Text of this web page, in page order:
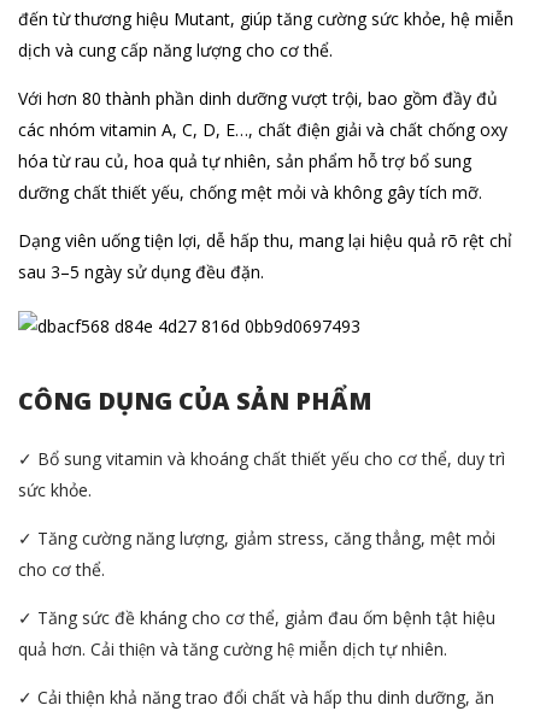
đến từ thương hiệu Mutant, giúp tăng cường sức khỏe, hệ miễn
dịch và cung cấp năng lượng cho cơ thể.
Với hơn 80 thành phần dinh dưỡng vượt trội, bao gồm đầy đủ
các nhóm vitamin A, C, D, E…, chất điện giải và chất chống oxy
hóa từ rau củ, hoa quả tự nhiên, sản phẩm hỗ trợ bổ sung
dưỡng chất thiết yếu, chống mệt mỏi và không gây tích mỡ.
Dạng viên uống tiện lợi, dễ hấp thu, mang lại hiệu quả rõ rệt chỉ
sau 3–5 ngày sử dụng đều đặn.
CÔNG DỤNG CỦA SẢN PHẨM
✓ Bổ sung vitamin và khoáng chất thiết yếu cho cơ thể, duy trì
sức khỏe.
✓ Tăng cường năng lượng, giảm stress, căng thẳng, mệt mỏi
cho cơ thể.
✓ Tăng sức đề kháng cho cơ thể, giảm đau ốm bệnh tật hiệu
quả hơn. Cải thiện và tăng cường hệ miễn dịch tự nhiên.
✓ Cải thiện khả năng trao đổi chất và hấp thu dinh dưỡng, ăn